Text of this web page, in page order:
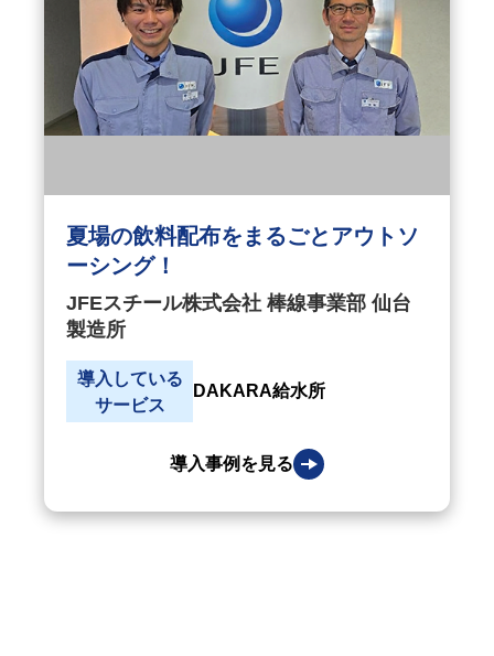
夏場の飲料配布をまるごとアウトソ
ーシング！
JFEスチール株式会社 棒線事業部 仙台
製造所
導入している
サービス
DAKARA給水所
導入事例を見る